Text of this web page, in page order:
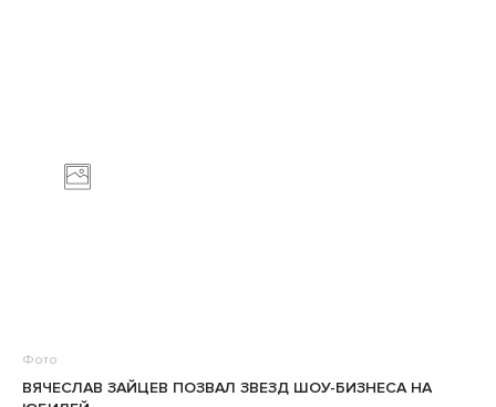
Фото
ВЯЧЕСЛАВ ЗАЙЦЕВ ПОЗВАЛ ЗВЕЗД ШОУ-БИЗНЕСА НА